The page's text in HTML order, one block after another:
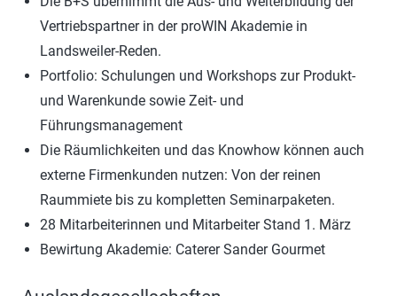
Vertriebspartner in der proWIN Akademie in
Landsweiler-Reden.
Portfolio: Schulungen und Workshops zur Produkt-
und Warenkunde sowie Zeit- und
Führungsmanagement
Die Räumlichkeiten und das Knowhow können auch
externe Firmenkunden nutzen: Von der reinen
Raummiete bis zu kompletten Seminarpaketen.
28 Mitarbeiterinnen und Mitarbeiter Stand 1. März
Bewirtung Akademie: Caterer Sander Gourmet